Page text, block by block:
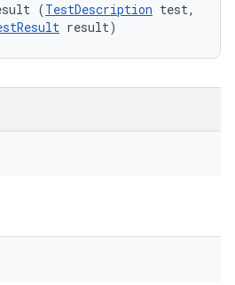
(TestDescription test,
result)